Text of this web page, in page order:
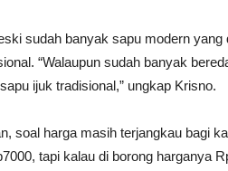
sudah banyak sapu modern
“Walaupun sudah banyak
ijuk tradisional,” ungkap Krisno.
soal harga masih terjangkau bagi
tapi kalau di borong harganya